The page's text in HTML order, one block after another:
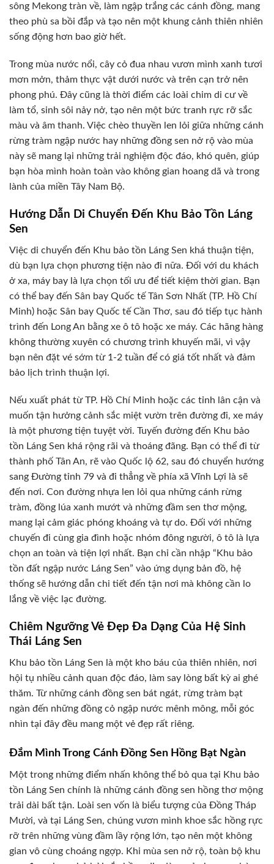
sông Mekong tràn về, làm ngập trắng các cánh đồng, mang
theo phù sa bồi đắp và tạo nên một khung cảnh thiên nhiên
sống động hơn bao giờ hết.
Trong mùa nước nổi, cây cỏ đua nhau vươn mình xanh tươi
mơn mởn, thảm thực vật dưới nước và trên cạn trở nên
phong phú. Đây cũng là thời điểm các loài chim di cư về
làm tổ, sinh sôi nảy nở, tạo nên một bức tranh rực rỡ sắc
màu và âm thanh. Việc chèo thuyền len lỏi giữa những cánh
rừng tràm ngập nước hay những đồng sen nở rộ vào mùa
này sẽ mang lại những trải nghiệm độc đáo, khó quên, giúp
bạn hòa mình hoàn toàn vào không gian hoang dã và trong
lành của miền Tây Nam Bộ.
Hướng Dẫn Di Chuyển Đến Khu Bảo Tồn Láng
Sen
Việc di chuyển đến Khu bảo tồn Láng Sen khá thuận tiện,
dù bạn lựa chọn phương tiện nào đi nữa. Đối với du khách
ở xa, máy bay là lựa chọn tối ưu để tiết kiệm thời gian. Bạn
có thể bay đến Sân bay Quốc tế Tân Sơn Nhất (TP. Hồ Chí
Minh) hoặc Sân bay Quốc tế Cần Thơ, sau đó tiếp tục hành
trình đến Long An bằng xe ô tô hoặc xe máy. Các hãng hàng
không thường xuyên có chương trình khuyến mãi, vì vậy
bạn nên đặt vé sớm từ 1-2 tuần để có giá tốt nhất và đảm
bảo lịch trình thuận lợi.
Nếu xuất phát từ TP. Hồ Chí Minh hoặc các tỉnh lân cận và
muốn tận hưởng cảnh sắc miệt vườn trên đường đi, xe máy
là một phương tiện tuyệt vời. Tuyến đường đến Khu bảo
tồn Láng Sen khá rộng rãi và thoáng đãng. Bạn có thể đi từ
thành phố Tân An, rẽ vào Quốc lộ 62, sau đó chuyển hướng
sang Đường tỉnh 79 và đi thẳng về phía xã Vĩnh Lợi là sẽ
đến nơi. Con đường nhựa len lỏi qua những cánh rừng
tràm, đồng lúa xanh mướt và những đầm sen thơ mộng,
mang lại cảm giác phóng khoáng và tự do. Đối với những
chuyến đi cùng gia đình hoặc nhóm đông người, ô tô là lựa
chọn an toàn và tiện lợi nhất. Bạn chỉ cần nhập “Khu bảo
tồn đất ngập nước Láng Sen” vào ứng dụng bản đồ, hệ
thống sẽ hướng dẫn chi tiết đến tận nơi mà không cần lo
lắng về việc lạc đường.
Chiêm Ngưỡng Vẻ Đẹp Đa Dạng Của Hệ Sinh
Thái Láng Sen
Khu bảo tồn Láng Sen là một kho báu của thiên nhiên, nơi
hội tụ nhiều cảnh quan độc đáo, làm say lòng bất kỳ ai ghé
thăm. Từ những cánh đồng sen bát ngát, rừng tràm bạt
ngàn đến những đồng cỏ ngập nước mênh mông, mỗi góc
nhìn tại đây đều mang một vẻ đẹp rất riêng.
Đắm Mình Trong Cánh Đồng Sen Hồng Bạt Ngàn
Một trong những điểm nhấn không thể bỏ qua tại Khu bảo
tồn Láng Sen chính là những cánh đồng sen hồng thơ mộng
trải dài bất tận. Loài sen vốn là biểu tượng của Đồng Tháp
Mười, và tại Láng Sen, chúng vươn mình khoe sắc hồng rực
rỡ trên những vùng đầm lầy rộng lớn, tạo nên một không
gian vô cùng choáng ngợp. Khi mùa sen nở rộ, toàn bộ khu